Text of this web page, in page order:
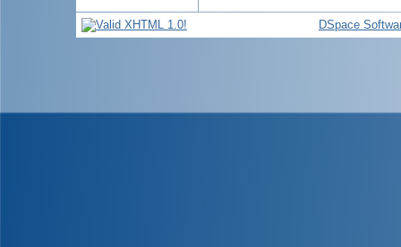
DSpace